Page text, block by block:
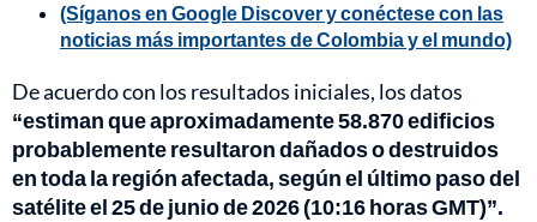
(Síganos en Google Discover y conéctese con las
noticias más importantes de Colombia y el mundo)
De acuerdo con los resultados iniciales, los datos
“estiman que aproximadamente 58.870 edificios
probablemente resultaron dañados o destruidos
en toda la región afectada, según el último paso del
satélite el 25 de junio de 2026 (10:16 horas GMT)”.